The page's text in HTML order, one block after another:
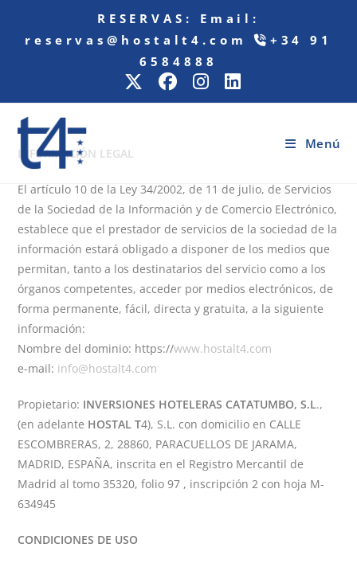
RESERVAS: Email:
reservas@hostalt4.com
+34 91
6584888
Menú
INFORMACIÓN LEGAL
El artículo 10 de la Ley 34/2002, de 11 de julio, de Servicios
de la Sociedad de la Información y de Comercio Electrónico,
establece que el prestador de servicios de la sociedad de la
información estará obligado a disponer de los medios que
permitan, tanto a los destinatarios del servicio como a los
órganos competentes, acceder por medios electrónicos, de
forma permanente, fácil, directa y gratuita, a la siguiente
información:
Nombre del dominio: https://www.hostalt4.com
e-mail: info@hostalt4.com
Propietario: INVERSIONES HOTELERAS CATATUMBO, S.L.,
(en adelante HOSTAL T4), S.L. con domicilio en CALLE
ESCOMBRERAS, 2, 28860, PARACUELLOS DE JARAMA,
MADRID, ESPAÑA, inscrita en el Registro Mercantil de
Madrid al tomo 35320, folio 97 , inscripción 2 con hoja M-
634945
CONDICIONES DE USO